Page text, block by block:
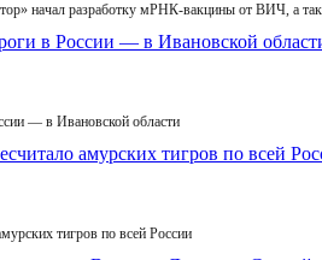
начал разработку мРНК-вакцины от ВИЧ, а
— в Ивановской области
тигров по всей России